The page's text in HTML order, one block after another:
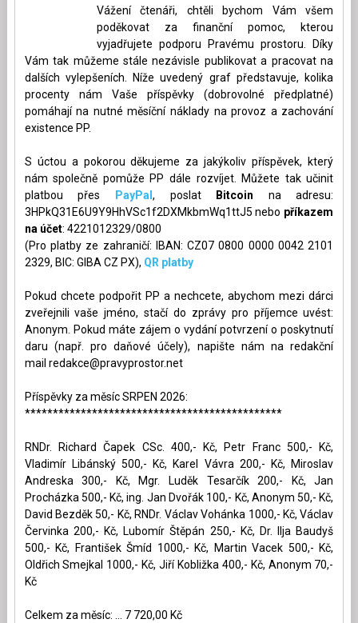
Vážení čtenáři, chtěli bychom Vám všem
poděkovat za finanční pomoc, kterou
vyjadřujete podporu Pravému prostoru. Díky
Vám tak můžeme stále nezávisle publikovat a pracovat na
dalších vylepšeních. Níže uvedený graf představuje, kolika
procenty nám Vaše příspěvky (dobrovolné předplatné)
pomáhají na nutné měsíční náklady na provoz a zachování
existence PP.
S úctou a pokorou děkujeme za jakýkoliv příspěvek, který
nám společně pomůže PP dále rozvíjet. Můžete tak učinit
platbou přes
PayPal , poslat Bitcoin na adresu:
3HPkQ31E6U9Y9HhVSc1f2DXMkbmWq1ttJ5 nebo příkazem
na účet: 4221012329/0800
(Pro platby ze zahraničí: IBAN: CZ07 0800 0000 0042 2101
2329, BIC: GIBA CZ PX), QR platby
Pokud chcete podpořit PP a nechcete, abychom mezi dárci
zveřejnili vaše jméno, stačí do zprávy pro příjemce uvést:
Anonym. Pokud máte zájem o vydání potvrzení o poskytnutí
daru (např. pro daňové účely), napište nám na redakční
mail redakce@pravyprostor.net
Příspěvky za měsíc SRPEN 2026:
**********************************************
RNDr. Richard Čapek CSc. 400,- Kč, Petr Franc 500,- Kč,
Vladimír Libánský 500,- Kč, Karel Vávra 200,- Kč, Miroslav
Andreska 300,- Kč, Mgr. Luděk Tesarčík 200,- Kč, Jan
Procházka 500,- Kč, ing. Jan Dvořák 100,- Kč, Anonym 50,- Kč,
David Bezděk 50,- Kč, RNDr. Václav Vohánka 1000,- Kč, Václav
Červinka 200,- Kč, Lubomír Štěpán 250,- Kč, Dr. Ilja Baudyš
500,- Kč, František Šmíd 1000,- Kč, Martin Vacek 500,- Kč,
Oldřich Smejkal 1000,- Kč, Jiří Kobližka 400,- Kč, Anonym 70,-
Kč
Celkem za měsíc: ... 7 720,00 Kč